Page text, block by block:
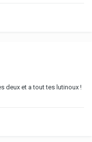
deux et a tout tes lutinoux !